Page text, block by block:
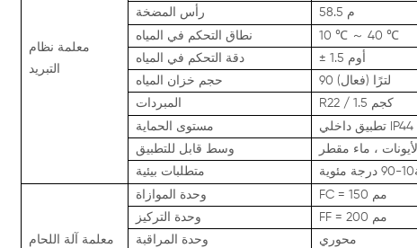
معلمة نظام
التبريد
رأس المضخة
58.5 م
نطاق التحكم في المياه
10 ℃ ～40 ℃
دقة التحكم في المياه
± 1.5 أوم
حجم خزان المياه
90 لترًا (فعال)
المبردات
R22 / 1.5 كجم
مستوى الحماية
تطبيق داخلي IP44
وسط قابل للتطبيق
، ماء مقطر
متطلبات بيئية
درجة مئوية
معلمة آلة اللحام
وحدة الموازاة
FC = 150 مم
وحدة التركيز
FF = 200 مم
وحدة المراقبة
محوري